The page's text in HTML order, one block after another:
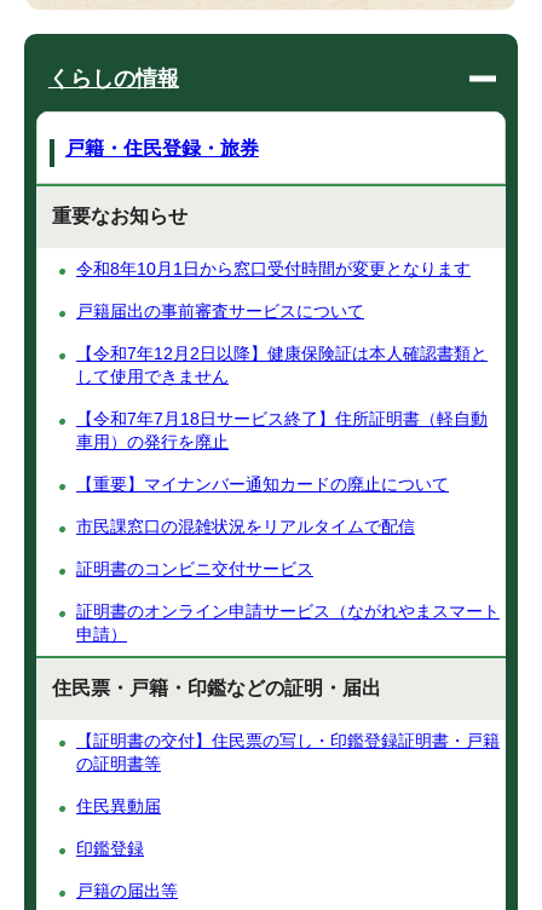
くらしの情報
戸籍・住民登録・旅券
重要なお知らせ
令和8年10月1日から窓口受付時間が変更となります
戸籍届出の事前審査サービスについて
【令和7年12月2日以降】健康保険証は本人確認書類と
して使用できません
【令和7年7月18日サービス終了】住所証明書（軽自動
車用）の発行を廃止
【重要】マイナンバー通知カードの廃止について
市民課窓口の混雑状況をリアルタイムで配信
証明書のコンビニ交付サービス
証明書のオンライン申請サービス（ながれやまスマート
申請）
住民票・戸籍・印鑑などの証明・届出
【証明書の交付】住民票の写し・印鑑登録証明書・戸籍
の証明書等
住民異動届
印鑑登録
戸籍の届出等